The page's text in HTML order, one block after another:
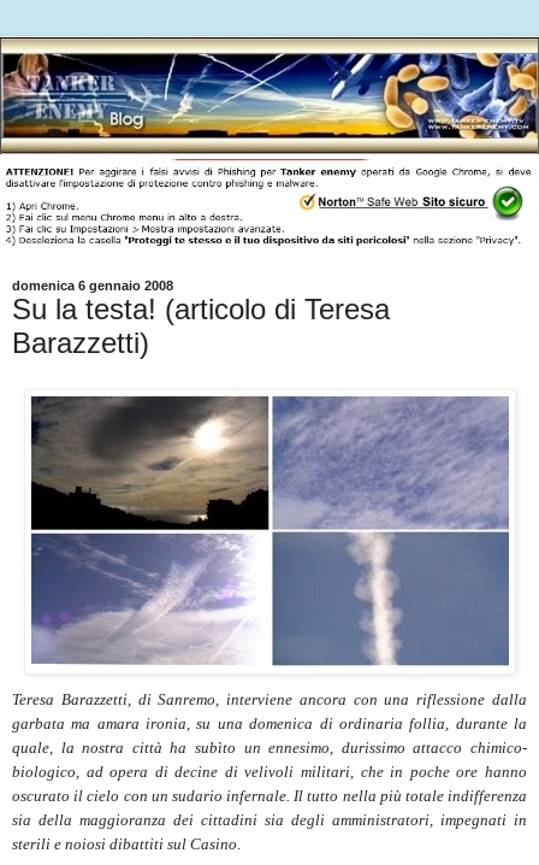
domenica 6 gennaio 2008
Su la testa! (articolo di Teresa
Barazzetti)
Teresa Barazzetti, di Sanremo, interviene ancora con una riflessione dalla
garbata ma amara ironia, su una domenica di ordinaria follia, durante la
quale, la nostra città ha subìto un ennesimo, durissimo attacco chimico-
biologico, ad opera di decine di velivoli militari, che in poche ore hanno
oscurato il cielo con un sudario infernale. Il tutto nella più totale indifferenza
sia della maggioranza dei cittadini sia degli amministratori, impegnati in
sterili e noiosi dibattiti sul Casino